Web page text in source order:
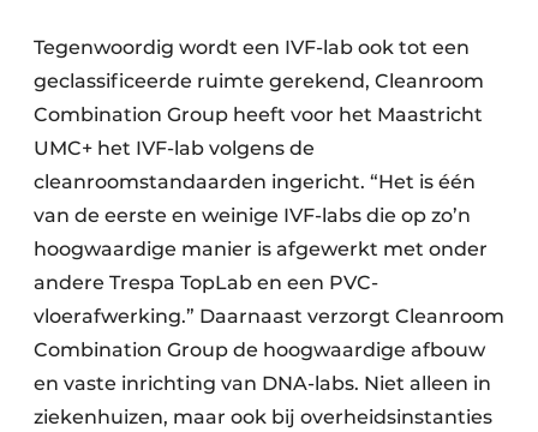
Tegenwoordig wordt een IVF-lab ook tot een
geclassificeerde ruimte gerekend, Cleanroom
Combination Group heeft voor het Maastricht
UMC+ het IVF-lab volgens de
cleanroomstandaarden ingericht. “Het is één
van de eerste en weinige IVF-labs die op zo’n
hoogwaardige manier is afgewerkt met onder
andere Trespa TopLab en een PVC-
vloerafwerking.” Daarnaast verzorgt Cleanroom
Combination Group de hoogwaardige afbouw
en vaste inrichting van DNA-labs. Niet alleen in
ziekenhuizen, maar ook bij overheidsinstanties